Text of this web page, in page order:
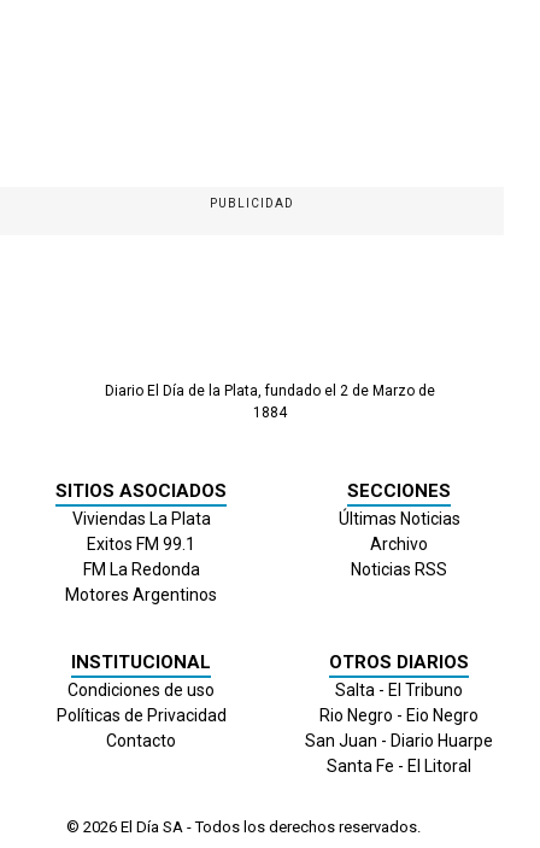
PUBLICIDAD
Diario El Día de la Plata, fundado el 2 de Marzo de
1884
SITIOS ASOCIADOS
Viviendas La Plata
Exitos FM 99.1
FM La Redonda
Motores Argentinos
SECCIONES
Últimas Noticias
Archivo
Noticias RSS
INSTITUCIONAL
Condiciones de uso
Políticas de Privacidad
Contacto
OTROS DIARIOS
Salta - El Tribuno
Rio Negro - Eio Negro
San Juan - Diario Huarpe
Santa Fe - El Litoral
© 2026 El Día SA - Todos los derechos reservados.